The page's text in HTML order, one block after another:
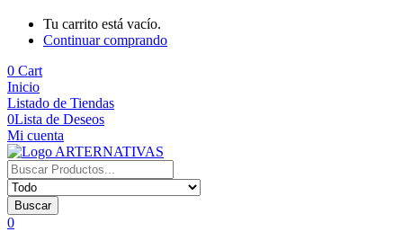
Tu carrito está vacío.
Continuar comprando
0 Cart
Inicio
Listado de Tiendas
0Lista de Deseos
Mi cuenta
Buscar
0